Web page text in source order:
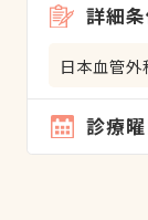
詳細
日本血管
診療曜